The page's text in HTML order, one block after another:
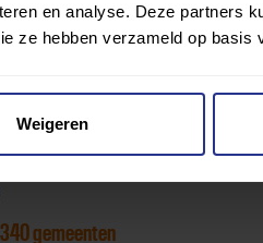
en analyse. Deze partners
ze hebben verzameld op basis
Weigeren
340 gemeenten